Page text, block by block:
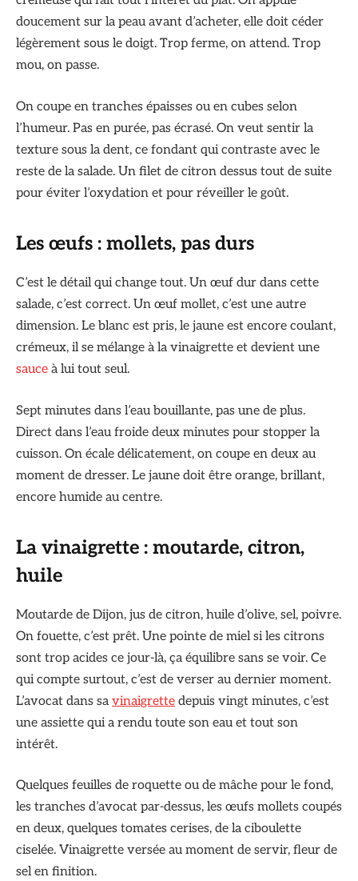
doucement sur la peau avant d’acheter, elle doit céder
légèrement sous le doigt. Trop ferme, on attend. Trop
mou, on passe.
On coupe en tranches épaisses ou en cubes selon
l’humeur. Pas en purée, pas écrasé. On veut sentir la
texture sous la dent, ce fondant qui contraste avec le
reste de la salade. Un filet de citron dessus tout de suite
pour éviter l’oxydation et pour réveiller le goût.
Les œufs : mollets, pas durs
C’est le détail qui change tout. Un œuf dur dans cette
salade, c’est correct. Un œuf mollet, c’est une autre
dimension. Le blanc est pris, le jaune est encore coulant,
crémeux, il se mélange à la vinaigrette et devient une
sauce à lui tout seul.
Sept minutes dans l’eau bouillante, pas une de plus.
Direct dans l’eau froide deux minutes pour stopper la
cuisson. On écale délicatement, on coupe en deux au
moment de dresser. Le jaune doit être orange, brillant,
encore humide au centre.
La vinaigrette : moutarde, citron,
huile
Moutarde de Dijon, jus de citron, huile d’olive, sel, poivre.
On fouette, c’est prêt. Une pointe de miel si les citrons
sont trop acides ce jour-là, ça équilibre sans se voir. Ce
qui compte surtout, c’est de verser au dernier moment.
L’avocat dans sa vinaigrette depuis vingt minutes, c’est
une assiette qui a rendu toute son eau et tout son
intérêt.
Quelques feuilles de roquette ou de mâche pour le fond,
les tranches d’avocat par-dessus, les œufs mollets coupés
en deux, quelques tomates cerises, de la ciboulette
ciselée. Vinaigrette versée au moment de servir, fleur de
sel en finition.